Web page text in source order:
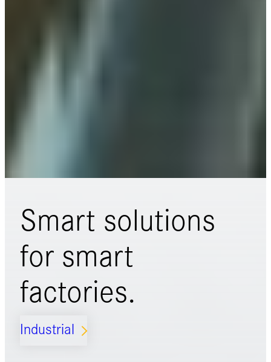
Smart solutions
for smart
factories.
Industrial ARROW_FORWARD_IOS